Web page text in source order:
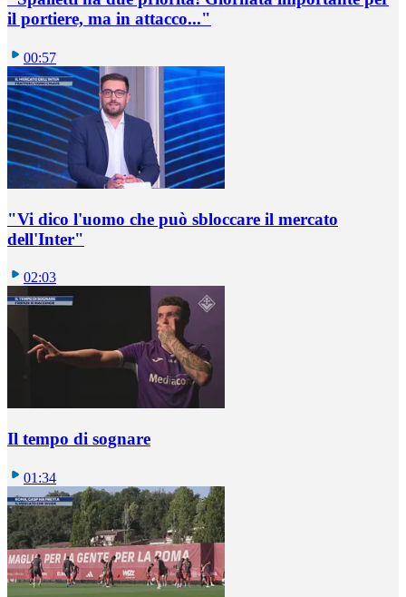
il portiere, ma in attacco..."
00:57
"Vi dico l'uomo che può sbloccare il mercato
dell'Inter"
02:03
Il tempo di sognare
01:34